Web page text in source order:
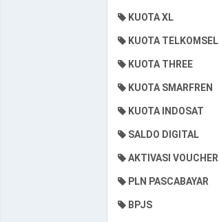
KUOTA XL
KUOTA TELKOMSEL
KUOTA THREE
KUOTA SMARFREN
KUOTA INDOSAT
SALDO DIGITAL
AKTIVASI VOUCHER
PLN PASCABAYAR
BPJS